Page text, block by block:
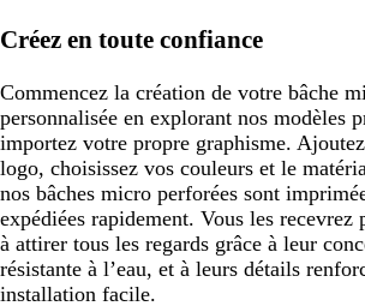
Créez en toute confiance
Commencez la création de votre bâche
personnalisée en explorant nos modèles
importez votre propre graphisme.
logo, choisissez vos couleurs et le
nos bâches micro perforées sont
expédiées rapidement. Vous les recevrez
à attirer tous les regards grâce à leur
résistante à l’eau, et à leurs détails
installation facile.